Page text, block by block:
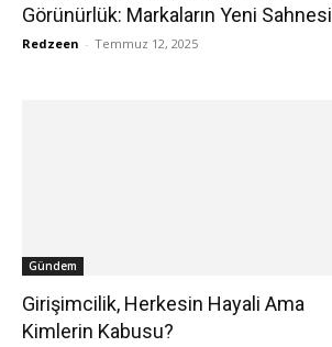
Görünürlük: Markaların Yeni Sahnesi
Redzeen - Temmuz 12, 2025
Gündem
Girişimcilik, Herkesin Hayali Ama
Kimlerin Kabusu?